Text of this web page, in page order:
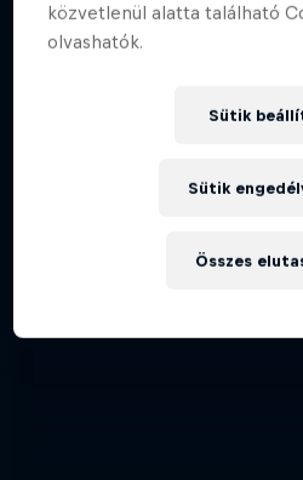
közvetlenül alatta található
olvashatók.
Sütik
Összes
Sütik